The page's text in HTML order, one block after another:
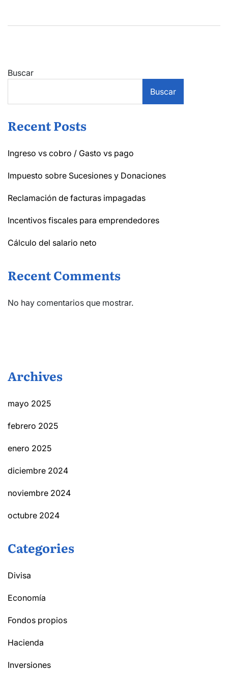
Buscar
Buscar
Recent Posts
Ingreso vs cobro / Gasto vs pago
Impuesto sobre Sucesiones y Donaciones
Reclamación de facturas impagadas
Incentivos fiscales para emprendedores
Cálculo del salario neto
Recent Comments
No hay comentarios que mostrar.
Archives
mayo 2025
febrero 2025
enero 2025
diciembre 2024
noviembre 2024
octubre 2024
Categories
Divisa
Economía
Fondos propios
Hacienda
Inversiones